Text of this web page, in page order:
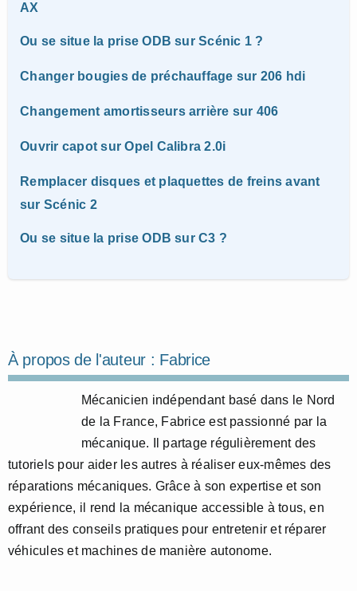
AX
Ou se situe la prise ODB sur Scénic 1 ?
Changer bougies de préchauffage sur 206 hdi
Changement amortisseurs arrière sur 406
Ouvrir capot sur Opel Calibra 2.0i
Remplacer disques et plaquettes de freins avant
sur Scénic 2
Ou se situe la prise ODB sur C3 ?
À propos de l'auteur : Fabrice
Mécanicien indépendant basé dans le Nord
de la France, Fabrice est passionné par la
mécanique. Il partage régulièrement des
tutoriels pour aider les autres à réaliser eux-mêmes des
réparations mécaniques. Grâce à son expertise et son
expérience, il rend la mécanique accessible à tous, en
offrant des conseils pratiques pour entretenir et réparer
véhicules et machines de manière autonome.